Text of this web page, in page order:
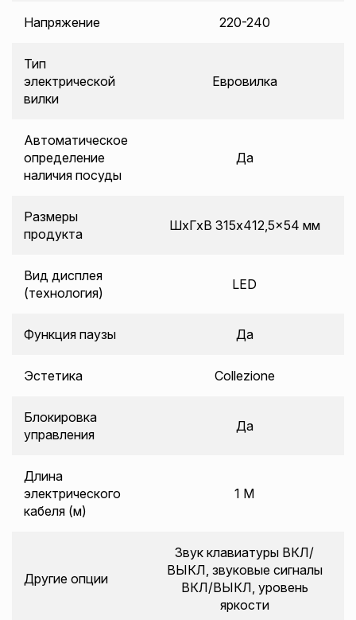
Напряжение 220-240
Тип
электрической
вилки
Евровилка
Автоматическое
определение
наличия посуды
Да
Размеры
продукта
ШxГxВ 315x412,5x54 мм
Вид дисплея
(технология)
LED
Функция паузы Да
Эстетика Collezione
Блокировка
управления
Да
Длина
электрического
кабеля (м)
1 M
Другие опции
Звук клавиатуры ВКЛ/
ВЫКЛ, звуковые сигналы
ВКЛ/ВЫКЛ, уровень
яркости